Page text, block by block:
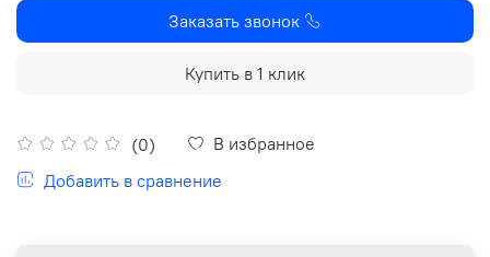
(0)
В избранное
Добавить в сравнение
Заказать звонок
Купить в 1 клик